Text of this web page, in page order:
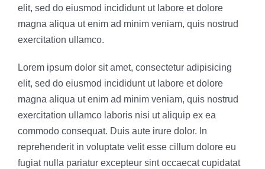
elit, sed do eiusmod incididunt ut labore et dolore
magna aliqua ut enim ad minim veniam, quis nostrud
exercitation ullamco.
Lorem ipsum dolor sit amet, consectetur adipisicing
elit, sed do eiusmod incididunt ut labore et dolore
magna aliqua ut enim ad minim veniam, quis nostrud
exercitation ullamco laboris nisi ut aliquip ex ea
commodo consequat. Duis aute irure dolor. In
reprehenderit in voluptate velit esse cillum dolore eu
fugiat nulla pariatur excepteur sint occaecat cupidatat